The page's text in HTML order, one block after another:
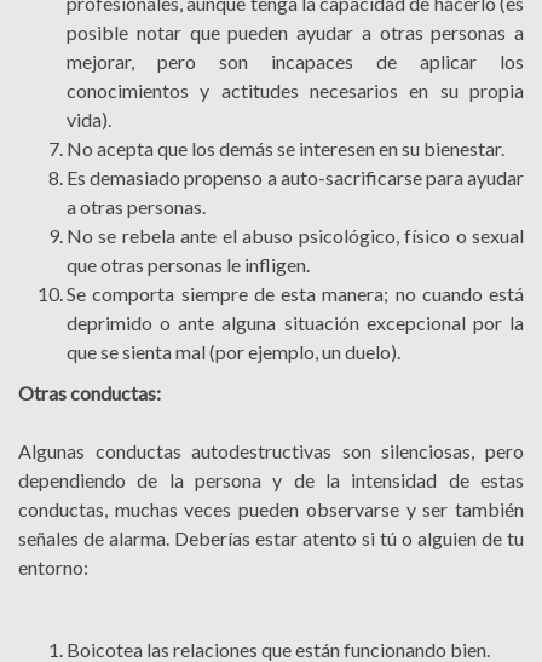
posible notar que pueden ayudar a otras personas a
mejorar, pero son incapaces de aplicar los
conocimientos y actitudes necesarios en su propia
vida).
No acepta que los demás se interesen en su bienestar.
Es demasiado propenso a auto-sacrificarse para ayudar
a otras personas.
No se rebela ante el abuso psicológico, físico o sexual
que otras personas le infligen.
Se comporta siempre de esta manera; no cuando está
deprimido o ante alguna situación excepcional por la
que se sienta mal (por ejemplo, un duelo).
Otras conductas:
Algunas conductas autodestructivas son silenciosas, pero
dependiendo de la persona y de la intensidad de estas
conductas, muchas veces pueden observarse y ser también
señales de alarma. Deberías estar atento si tú o alguien de tu
entorno:
Boicotea las relaciones que están funcionando bien.